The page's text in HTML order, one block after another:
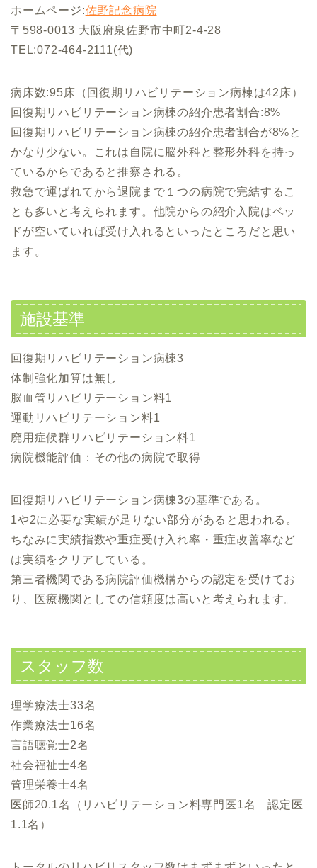
ホームページ:佐野記念病院
〒598-0013 大阪府泉佐野市中町2-4-28
TEL:072-464-2111(代)
病床数:95床（回復期リハビリテーション病棟は42床）
回復期リハビリテーション病棟の紹介患者割合:8%
回復期リハビリテーション病棟の紹介患者割合が8%と
かなり少ない。これは自院に脳外科と整形外科を持っ
ているからであると推察される。
救急で運ばれてから退院まで１つの病院で完結するこ
とも多いと考えられます。他院からの紹介入院はベッ
ドが空いていれば受け入れるといったところだと思い
ます。
施設基準
回復期リハビリテーション病棟3
体制強化加算は無し
脳血管リハビリテーション料1
運動リハビリテーション料1
廃用症候群リハビリテーション料1
病院機能評価：その他の病院で取得
回復期リハビリテーション病棟3の基準である。
1や2に必要な実績が足りない部分があると思われる。
ちなみに実績指数や重症受け入れ率・重症改善率など
は実績をクリアしている。
第三者機関である病院評価機構からの認定を受けてお
り、医療機関としての信頼度は高いと考えられます。
スタッフ数
理学療法士33名
作業療法士16名
言語聴覚士2名
社会福祉士4名
管理栄養士4名
医師20.1名（リハビリテーション料専門医1名 認定医
1.1名）